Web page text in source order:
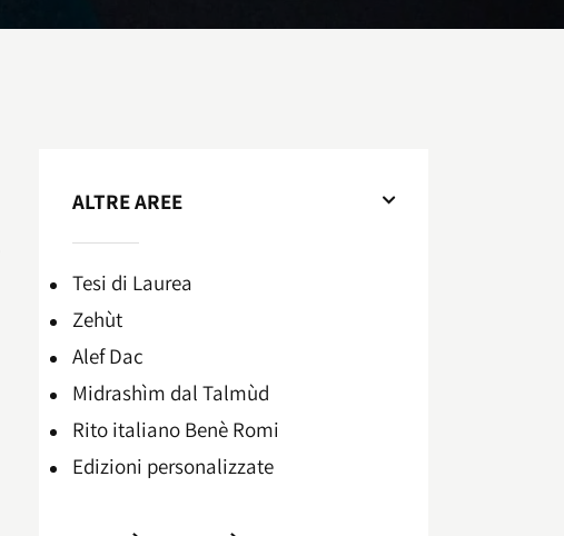
ALTRE AREE
Tesi di Laurea
Zehùt
Alef Dac
Midrashìm dal Talmùd
Rito italiano Benè Romi​
Edizioni personalizzate